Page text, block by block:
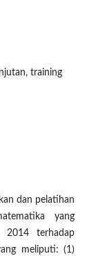
training
dan pelatihan
yang
2014 terhadap
meliputi: (1)